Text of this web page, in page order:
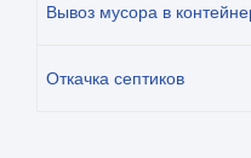
Вывоз мусора в
Откачка септиков